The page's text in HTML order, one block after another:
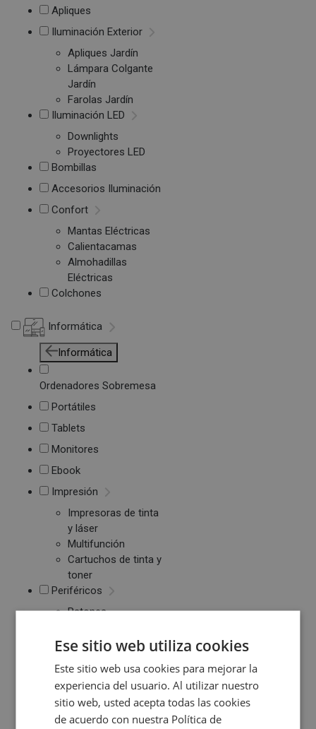
Apliques
Iluminación Exterior
Apliques Jardín
Lámpara Colgante
Jardín
Farolas Jardín
Iluminación LED
Downlights
Proyectores LED
Bombillas
Accesorios Iluminación
Confort
Mantas Eléctricas
Calientacamas
Almohadillas
Eléctricas
Colchones
Informática
Informática
Ordenadores Sobremesa
Portátiles
Tablets
Monitores
Ebook
Impresión
Impresoras de tinta
y láser
Multifunción
Cartuchos de tinta y
toner
Periféricos
Ratones
WebCams y
Almacenamiento
Pendrive y Tarjetas
de Memoria
Discos duros
Ese sitio web utiliza cookies
Este sitio web usa cookies para mejorar la
experiencia del usuario. Al utilizar nuestro
sitio web, usted acepta todas las cookies
de acuerdo con nuestra Política de